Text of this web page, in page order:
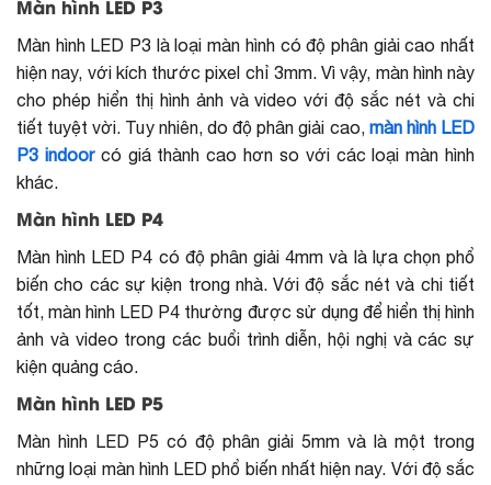
Màn hình LED P3
Màn hình LED P3 là loại màn hình có độ phân giải cao nhất
hiện nay, với kích thước pixel chỉ 3mm. Vì vậy, màn hình này
cho phép hiển thị hình ảnh và video với độ sắc nét và chi
tiết tuyệt vời. Tuy nhiên, do độ phân giải cao, màn hình LED
P3 indoorcó giá thành cao hơn so với các loại màn hình
khác.
Màn hình LED P4
Màn hình LED P4 có độ phân giải 4mm và là lựa chọn phổ
biến cho các sự kiện trong nhà. Với độ sắc nét và chi tiết
tốt, màn hình LED P4 thường được sử dụng để hiển thị hình
ảnh và video trong các buổi trình diễn, hội nghị và các sự
kiện quảng cáo.
Màn hình LED P5
Màn hình LED P5 có độ phân giải 5mm và là một trong
những loại màn hình LED phổ biến nhất hiện nay. Với độ sắc